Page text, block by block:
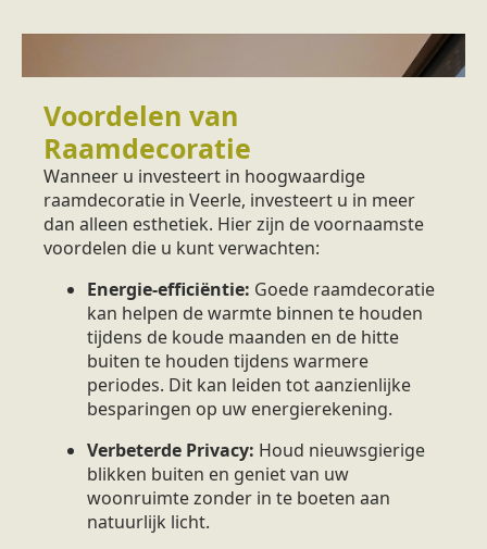
Voordelen van
Raamdecoratie
Wanneer u investeert in hoogwaardige
raamdecoratie in Veerle, investeert u in meer
dan alleen esthetiek. Hier zijn de voornaamste
voordelen die u kunt verwachten:
Energie-efficiëntie: Goede raamdecoratie
kan helpen de warmte binnen te houden
tijdens de koude maanden en de hitte
buiten te houden tijdens warmere
periodes. Dit kan leiden tot aanzienlijke
besparingen op uw energierekening.
Verbeterde Privacy: Houd nieuwsgierige
blikken buiten en geniet van uw
woonruimte zonder in te boeten aan
natuurlijk licht.